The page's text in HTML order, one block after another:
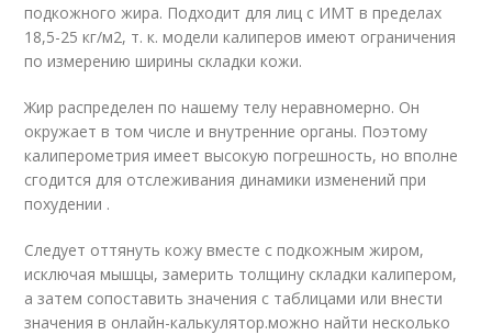
подкожного жира. Подходит для лиц с ИМТ в пределах
18,5-25 кг/м2, т. к. модели калиперов имеют ограничения
по измерению ширины складки кожи.
Жир распределен по нашему телу неравномерно. Он
окружает в том числе и внутренние органы. Поэтому
калиперометрия имеет высокую погрешность, но вполне
сгодится для отслеживания динамики изменений при
похудении .
Следует оттянуть кожу вместе с подкожным жиром,
исключая мышцы, замерить толщину складки калипером,
а затем сопоставить значения с таблицами или внести
значения в онлайн-калькулятор.можно найти несколько